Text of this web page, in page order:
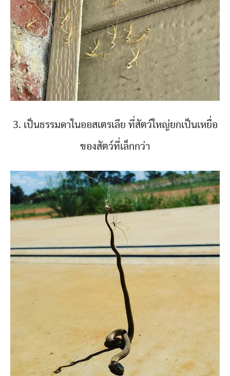
3. เป็นธรรมดาในออสเตรเลีย ที่สัตว์ใหญ่ยกเป็นเหยื่อ
ของสัตว์ที่เล็กกว่า